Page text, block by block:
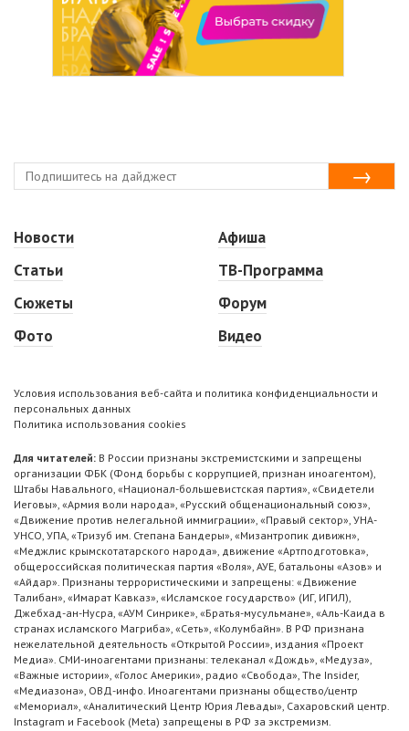
Новости
Статьи
Сюжеты
Фото
Афиша
ТВ-Программа
Форум
Видео
Условия использования веб-сайта и политика конфиденциальности и
персональных данных
Политика использования cookies
Для читателей: В России признаны экстремистскими и запрещены
организации ФБК (Фонд борьбы с коррупцией, признан иноагентом),
Штабы Навального, «Национал-большевистская партия», «Свидетели
Иеговы», «Армия воли народа», «Русский общенациональный союз»,
«Движение против нелегальной иммиграции», «Правый сектор», УНА-
УНСО, УПА, «Тризуб им. Степана Бандеры», «Мизантропик дивижн»,
«Меджлис крымскотатарского народа», движение «Артподготовка»,
общероссийская политическая партия «Воля», АУЕ, батальоны «Азов» и
«Айдар». Признаны террористическими и запрещены: «Движение
Талибан», «Имарат Кавказ», «Исламское государство» (ИГ, ИГИЛ),
Джебхад-ан-Нусра, «АУМ Синрике», «Братья-мусульмане», «Аль-Каида в
странах исламского Магриба», «Сеть», «Колумбайн». В РФ признана
нежелательной деятельность «Открытой России», издания «Проект
Медиа». СМИ-иноагентами признаны: телеканал «Дождь», «Медуза»,
«Важные истории», «Голос Америки», радио «Свобода», The Insider,
«Медиазона», ОВД-инфо. Иноагентами признаны общество/центр
«Мемориал», «Аналитический Центр Юрия Левады», Сахаровский центр.
Instagram и Facebook (Metа) запрещены в РФ за экстремизм.